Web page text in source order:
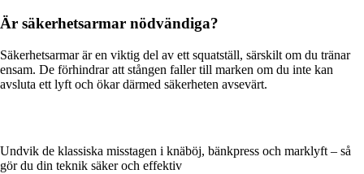
Är säkerhetsarmar nödvändiga?
Säkerhetsarmar är en viktig del av ett squatställ, särskilt om du tränar
ensam. De förhindrar att stången faller till marken om du inte kan
avsluta ett lyft och ökar därmed säkerheten avsevärt.
Undvik de klassiska misstagen i knäböj, bänkpress och marklyft – så
gör du din teknik säker och effektiv